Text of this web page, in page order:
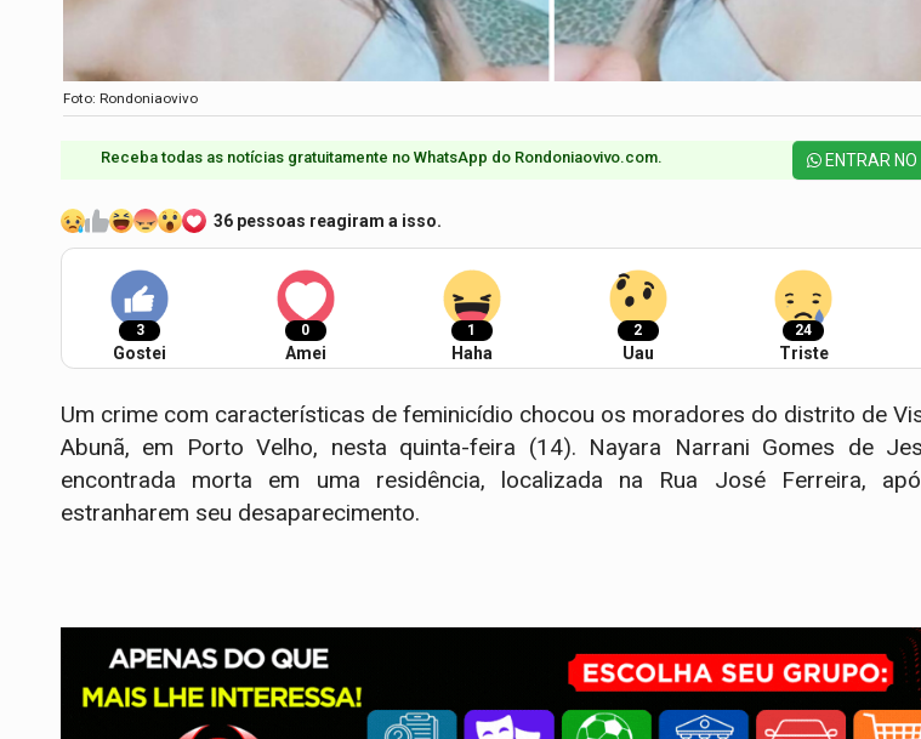
Foto: Rondoniaovivo
Receba todas as notícias gratuitamente no WhatsApp do Rondoniaovivo.com.​ ENTRAR NO
36 pessoas reagiram a isso.
3
Gostei
0
Amei
1
Haha
2
Uau
24
Triste
Um crime com características de feminicídio chocou os moradores do distrito de
Abunã, em Porto Velho, nesta quinta-feira (14). Nayara Narrani Gomes de
encontrada morta em uma residência, localizada na Rua José Ferreira,
estranharem seu desaparecimento.